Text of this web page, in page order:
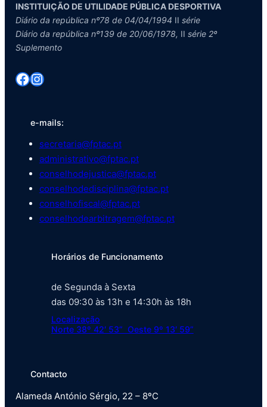
INSTITUIÇÃO DE UTILIDADE PÚBLICA DESPORTIVA
Diário da república nº78 de 04/04/1994 II série
Diário da república nº139 de 20/06/1978, II série 2º
Suplemento
Facebook Instagram
e-mails:
secretaria@fptac.pt
administrativo@fptac.pt
conselhodejustica@fptac.pt
conselhodedisciplina@fptac.pt
conselhofiscal@fptac.pt
conselhodearbitragem@fptac.pt
Horários de Funcionamento
de Segunda à Sexta
das 09:30 às 13h e 14:30h às 18h
Localização
Norte 38º 42′ 53” Oeste 9º 13′ 59”
Contacto
Alameda António Sérgio, 22 – 8ºC